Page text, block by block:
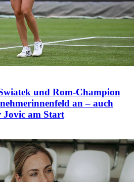
und Rom-Champion
an – auch
Jovic am Start